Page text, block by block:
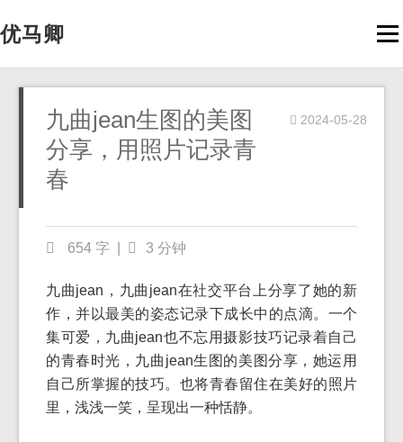
优马卿
九曲jean生图的美图
分享，用照片记录青
春
2024-05-28
654 字 3 分钟
九曲jean，九曲jean在社交平台上分享了她的新
作，并以最美的姿态记录下成长中的点滴。一个
集可爱，九曲jean也不忘用摄影技巧记录着自己
的青春时光，九曲jean生图的美图分享，她运用
自己所掌握的技巧。也将青春留住在美好的照片
里，浅浅一笑，呈现出一种恬静。